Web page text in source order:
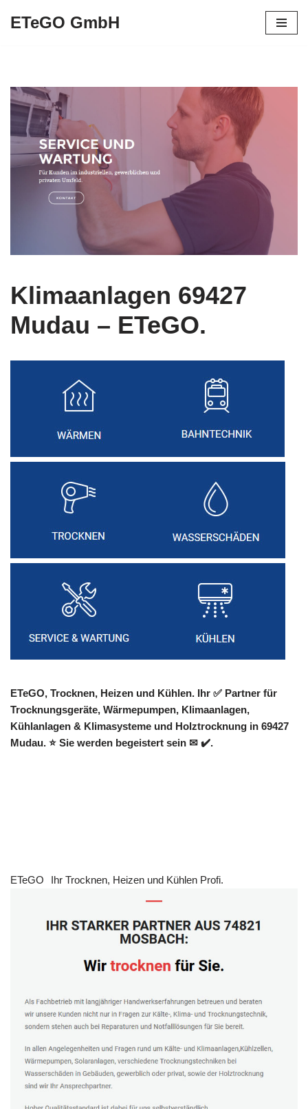
ETeGO GmbH
Klimaanlagen 69427
Mudau – ETeGO.
ETeGO, Trocknen, Heizen und Kühlen. Ihr ✅ Partner für
Trocknungsgeräte, Wärmepumpen, Klimaanlagen,
Kühlanlagen & Klimasysteme und Holztrocknung in 69427
Mudau. ⭐ Sie werden begeistert sein ✉ ✔️.
ETeGO Ihr Trocknen, Heizen und Kühlen Profi.